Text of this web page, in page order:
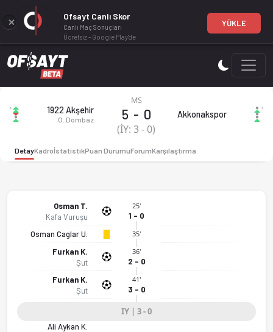
1922 Akşehir Spor Kulübü - Akkonakspor 5-0 bitti. Gol
1922 Akşehir Spor Kulübü 5-0
1922 Akşehir
O. Dombaz
MS
5 - 0
(İY:3 - 0)
Akkonakspor
DetayKadroİstatistikPuan DurumuForumKarşılaştırma
Osman T.
Kafa Vuruşu
25'
1 - 0
Osman Caglar U.
35'
Furkan K.
Şut
36'
2 - 0
Furkan K.
Şut
41'
3 - 0
IY | 3 - 0
Ali Aykan K.
Ofsayt Canlı Skor
Canlı Maç Sonuçları
Ücretsiz - Google Play'de
YÜKLE